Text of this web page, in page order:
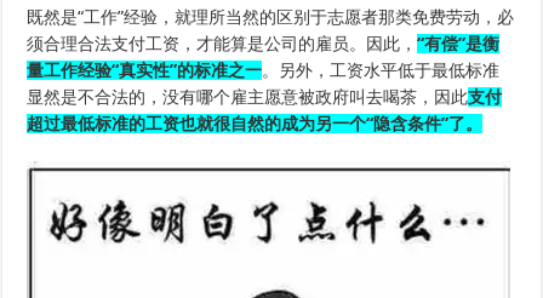
既然是“工作”经验，就理所当然的区别于志愿者那类免费劳动，必
须合理合法支付工资，才能算是公司的雇员。因此，“有偿”是衡
量工作经验“真实性”的标准之一。另外，工资水平低于最低标准
显然是不合法的，没有哪个雇主愿意被政府叫去喝茶，因此支付
超过最低标准的工资也就很自然的成为另一个“隐含条件”了。